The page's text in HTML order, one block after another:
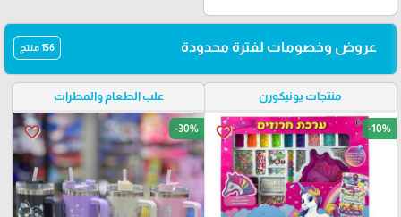
عروض وخصومات لفترة محدودة 156 منتج
منتجات يونيكورن
favorite_border -10%
علب الطعام والمطرات
favorite_border -30%